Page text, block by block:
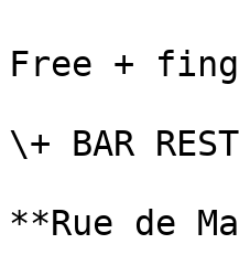
Free +
\+ BAR
**Rue de